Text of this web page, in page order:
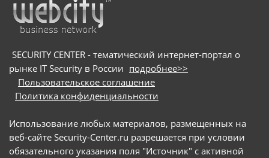
SECURITY CENTER - тематический интернет-портал о
рынке IT Security в России подробнее>>
Пользовательское соглашение
Политика конфиденциальности
Использование любых материалов, размещенных на
веб-сайте Security-Center.ru разрешается при условии
обязательного указания поля "Источник" с активной